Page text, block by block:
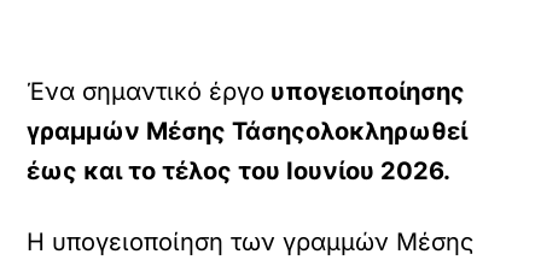
Ένα σημαντικό έργο υπογειοποίησης
γραμμών Μέσης Τάσηςολοκληρωθεί
έως και το τέλος του Ιουνίου 2026.
Η υπογειοποίηση των γραμμών Μέσης